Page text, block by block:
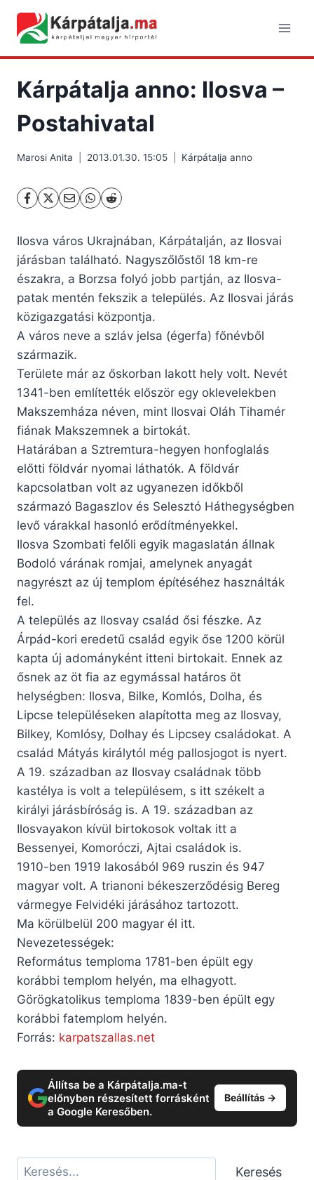
content
Kárpátalja anno: Ilosva –
Postahivatal
Marosi Anita 2013.01.30. 15:05 Kárpátalja anno
Ilosva város Ukrajnában, Kárpátalján, az Ilosvai
járásban található. Nagyszőlőstől 18 km-re
északra, a Borzsa folyó jobb partján, az Ilosva-
patak mentén fekszik a település. Az Ilosvai járás
közigazgatási központja.
A város neve a szláv jelsa (égerfa) főnévből
származik.
Területe már az őskorban lakott hely volt. Nevét
1341-ben említették először egy oklevelekben
Makszemháza néven, mint Ilosvai Oláh Tihamér
fiának Makszemnek a birtokát.
Határában a Sztremtura-hegyen honfoglalás
előtti földvár nyomai láthatók. A földvár
kapcsolatban volt az ugyanezen időkből
származó Bagaszlov és Selesztó Háthegységben
levő várakkal hasonló erődítményekkel.
Ilosva Szombati felőli egyik magaslatán állnak
Bodoló várának romjai, amelynek anyagát
nagyrészt az új templom építéséhez használták
fel.
A település az Ilosvay család ősi fészke. Az
Árpád-kori eredetű család egyik őse 1200 körül
kapta új adományként itteni birtokait. Ennek az
ősnek az öt fia az egymással határos öt
helységben: Ilosva, Bilke, Komlós, Dolha, és
Lipcse településeken alapította meg az Ilosvay,
Bilkey, Komlósy, Dolhay és Lipcsey családokat. A
család Mátyás királytól még pallosjogot is nyert.
A 19. században az Ilosvay családnak több
kastélya is volt a településem, s itt székelt a
királyi járásbíróság is. A 19. században az
Ilosvayakon kívül birtokosok voltak itt a
Bessenyei, Komoróczi, Ajtai családok is.
1910-ben 1919 lakosából 969 ruszin és 947
magyar volt. A trianoni békeszerződésig Bereg
vármegye Felvidéki járásához tartozott.
Ma körülbelül 200 magyar él itt.
Nevezetességek:
Református temploma 1781-ben épült egy
korábbi templom helyén, ma elhagyott.
Görögkatolikus temploma 1839-ben épült egy
korábbi fatemplom helyén.
Forrás: karpatszallas.net
Állítsa be a Kárpátalja.ma-t
előnyben részesített forrásként
a Google Keresőben.
Beállítás →
Keresés Keresés